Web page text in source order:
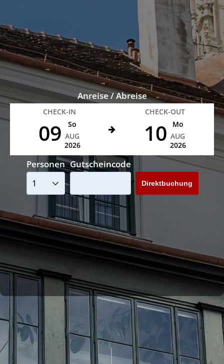
Anreise / Abreise
CHECK-IN
09
So
AUG
2026
CHECK-OUT
10
Mo
AUG
2026
Personen Gutscheincode